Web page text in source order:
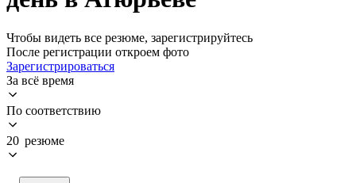
Чтобы видеть все резюме, зарегистрируйтесь
После регистрации откроем фото
Зарегистрироваться
За всё время
По соответствию
20 резюме